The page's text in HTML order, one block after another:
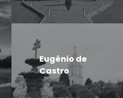
Eugênio de
Castro